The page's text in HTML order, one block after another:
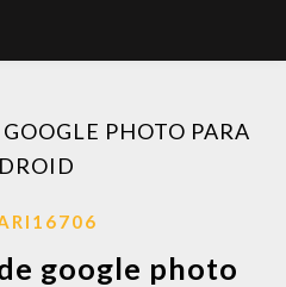
PHOTO PARA
google photo